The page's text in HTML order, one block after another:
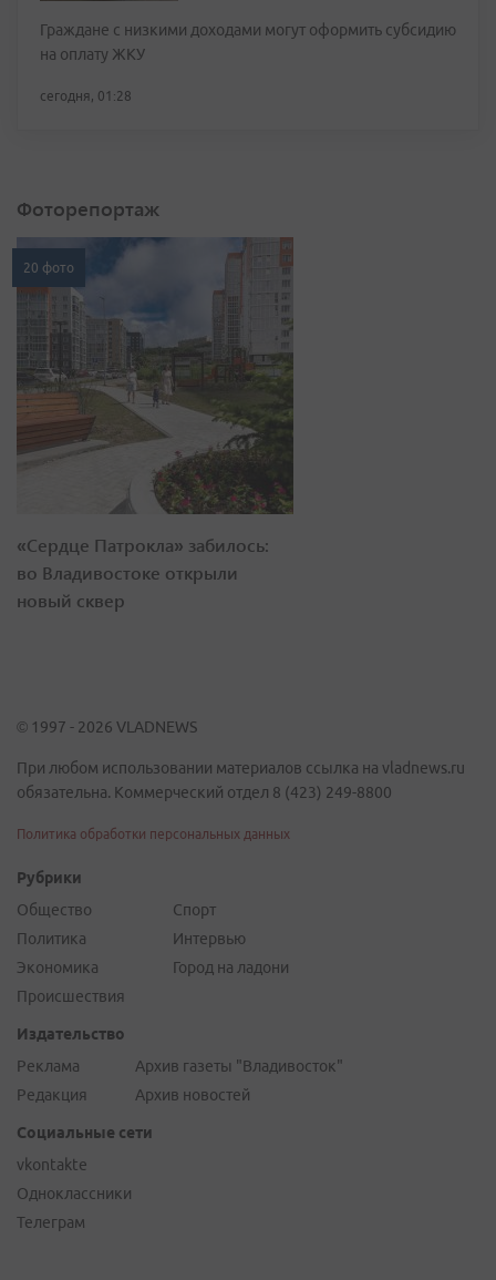
Граждане с низкими доходами могут оформить субсидию
на оплату ЖКУ
сегодня, 01:28
Фоторепортаж
20 фото
«Сердце Патрокла» забилось:
во Владивостоке открыли
новый сквер
© 1997 - 2026 VLADNEWS
При любом использовании материалов ссылка на vladnews.ru
обязательна. Коммерческий отдел 8 (423) 249-8800
Политика обработки персональных данных
Рубрики
Общество
Политика
Экономика
Происшествия
Спорт
Интервью
Город на ладони
Издательство
Реклама
Редакция
Архив газеты "Владивосток"
Архив новостей
Социальные сети
vkontakte
Одноклассники
Телеграм